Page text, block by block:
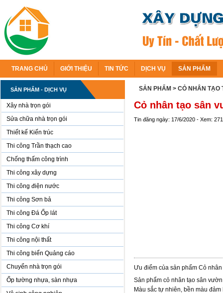
TRANG CHỦ GIỚI THIỆU TIN TỨC DỊCH VỤ SẢN PHẨM
SẢN PHẨM - DỊCH VỤ
Xây nhà trọn gói
Sửa chữa nhà trọn gói
Thiết kế Kiến trúc
Thi công Trần thạch cao
Chống thấm công trình
Thi công xây dựng
Thi công điện nước
Thi công Sơn bả
Thi công Đá Ốp lát
Thi công Cơ khí
Thi công nội thất
Thi công biển Quảng cáo
Chuyển nhà trọn gói
Ốp tường nhựa, sàn nhựa
SẢN PHẨM > CỎ NHÂN TẠO
Cỏ nhân tạo sân
Tin đăng ngày: 17/6/2020 - Xem:
Ưu điểm của sản phẩm Cỏ
Sản phẩm cỏ nhân tạo sân
Màu sắc tự nhiên, bền màu